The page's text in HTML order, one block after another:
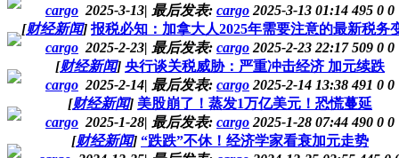
cargo 2025-3-13| 最后发表: cargo 2025-3-13 01:14495 0 0
[财经新闻] 报税必知：加拿大人2025年需要注意的最新税务
cargo 2025-2-23| 最后发表: cargo 2025-2-23 22:17509 0 0
[财经新闻] 央行谈关税威胁：严重冲击经济 加元续跌
cargo 2025-2-14| 最后发表: cargo 2025-2-14 13:38491 0 0
[财经新闻] 美股崩了！蒸发1万亿美元！恐慌蔓延
cargo 2025-1-28| 最后发表: cargo 2025-1-28 07:44490 0 0
[财经新闻] “跌跌”不休！经济学家看衰加元走势